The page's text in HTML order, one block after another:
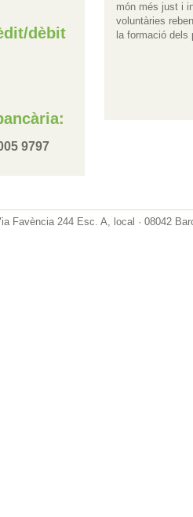
dèbit
9797
món més just i
voluntàries
la formació
Favència 244 Esc. A, local · 08042